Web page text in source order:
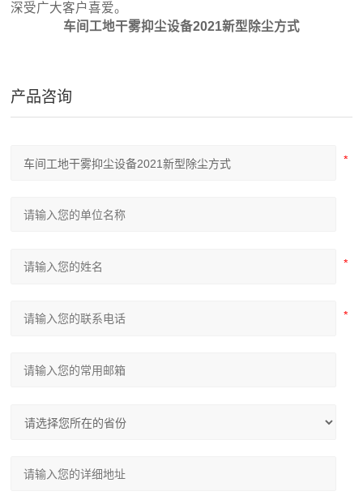
深受广大客户喜爱。
车间工地干雾抑尘设备2021新型除尘方式
产品咨询